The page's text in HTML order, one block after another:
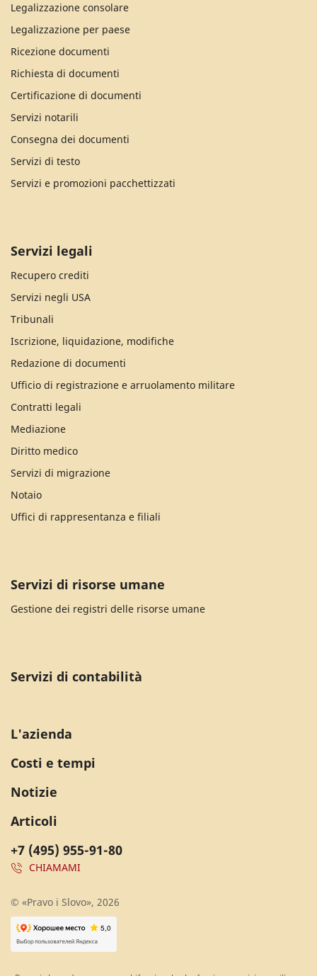
Legalizzazione consolare
Legalizzazione per paese
Ricezione documenti
Richiesta di documenti
Certificazione di documenti
Servizi notarili
Consegna dei documenti
Servizi di testo
Servizi e promozioni pacchettizzati
Servizi legali
Recupero crediti
Servizi negli USA
Tribunali
Iscrizione, liquidazione, modifiche
Redazione di documenti
Ufficio di registrazione e arruolamento militare
Contratti legali
Mediazione
Diritto medico
Servizi di migrazione
Notaio
Uffici di rappresentanza e filiali
Servizi di risorse umane
Gestione dei registri delle risorse umane
Servizi di contabilità
+7 (495) 955-91-80
CHIAMAMI
L'azienda
Costi e tempi
Notizie
Articoli
© «Pravo i Slovo», 2026